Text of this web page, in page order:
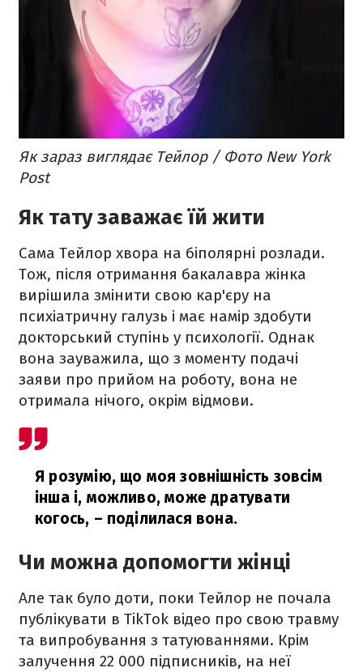
Як зараз виглядає Тейлор / Фото New York
Post
Як тату заважає їй жити
Сама Тейлор хвора на біполярні розлади.
Тож, після отримання бакалавра жінка
вирішила змінити свою кар'єру на
психіатричну галузь і має намір здобути
докторський ступінь у психології. Однак
вона зауважила, що з моменту подачі
заяви про прийом на роботу, вона не
отримала нічого, окрім відмови.
Я розумію, що моя зовнішність зовсім
інша і, можливо, може дратувати
когось, – поділилася вона.
Чи можна допомогти жінці
Але так було доти, поки Тейлор не почала
публікувати в TikTok відео про свою травму
та випробування з татуюваннями. Крім
залучення 22 000 підписників, на неї